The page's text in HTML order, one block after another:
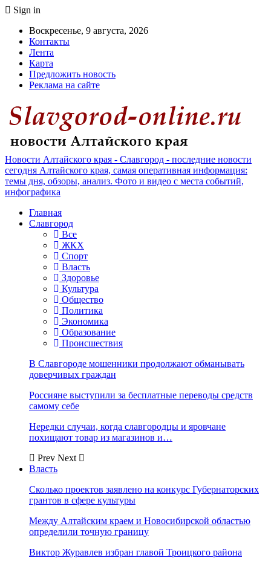
Sign in
Воскресенье, 9 августа, 2026
Контакты
Лента
Карта
Предложить новость
Реклама на сайте
Новости Алтайского края - Славгород - последние новости
сегодня Алтайского края, самая оперативная информация:
темы дня, обзоры, анализ. Фото и видео с места событий,
инфографика
Главная
Славгород
Все
ЖКХ
Спорт
Власть
Здоровье
Культура
Общество
Политика
Экономика
Образование
Происшествия
В Славгороде мошенники продолжают обманывать
доверчивых граждан
Россияне выступили за бесплатные переводы средств
самому себе
Нередки случаи, когда славгородцы и яровчане
похищают товар из магазинов и…
Prev Next
Власть
Сколько проектов заявлено на конкурс Губернаторских
грантов в сфере культуры
Между Алтайским краем и Новосибирской областью
определили точную границу
Виктор Журавлев избран главой Троицкого района